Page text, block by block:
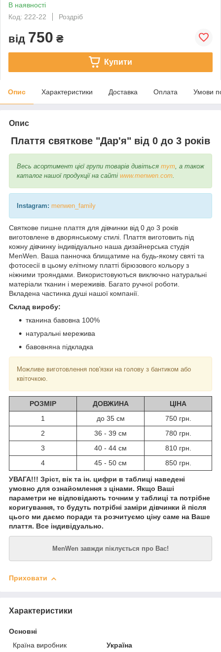
В наявності
Код: 222-22
Роздріб
від 750 ₴
Купити
Опис Характеристики Доставка Оплата Умови
Опис
Плаття святкове "Дар'я" від 0 до 3 років
Весь асортимент цієї групи товарів дивіться тут, а також
каталог нашої продукції на сайті www.menwen.com.
Instagram: menwen_family
Святкове пишне плаття для дівчинки від 0 до 3 років
виготовлене в дворянському стилі. Плаття виготовить під
кожну дівчинку індивідуально наша дизайнерська студія
MenWen. Ваша панночка блищатиме на будь-якому святі та
фотосесії в цьому елітному платті бірюзового кольору з
ніжними трояндами. Використовуються виключно натуральні
матеріали тканин і мереживів. Багато ручної роботи.
Вкладена частинка душі нашої компанії.
Склад виробу:​
тканина бавовна 100%
натуральні мережива
бавовняна підкладка
Можливе виготовлення пов'язки на голову з бантиком або
квіточкою.
РОЗМІР ДОВЖИНА
ЦІНА
1
до 35 см
750 грн.
2
36 - 39 см
780 грн.
3
40 - 44 см
810 грн.
4
45 - 50 см 850 грн.
УВАГА!!! Зріст, вік та ін. цифри в таблиці наведені
умовно для ознайомлення з цінами. Якщо Ваші
параметри не відповідають точним у таблиці та потрібне
коригування, то будуть потрібні заміри дівчинки й після
цього ми даємо поради та розчитуємо ціну саме на Ваше
плаття. Все індивідуально.
MenWen завжди піклується про Вас!
Приховати
Характеристики
Основні
Країна виробник
Україна